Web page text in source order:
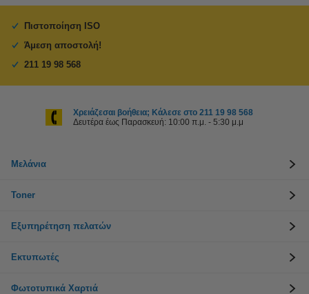
Πιστοποίηση ISO
Άμεση αποστολή!
211 19 98 568
Χρειάζεσαι βοήθεια; Κάλεσε στο 211 19 98 568
Δευτέρα έως Παρασκευή: 10:00 π.μ. - 5:30 μ.μ
Μελάνια
Toner
Εξυπηρέτηση πελατών
Εκτυπωτές
Φωτοτυπικά Χαρτιά